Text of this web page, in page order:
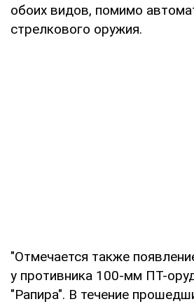
обоих видов, помимо
стрелкового оружия.
"Отмечается также
у противника 100-мм ПТ-
"Рапира". В течение